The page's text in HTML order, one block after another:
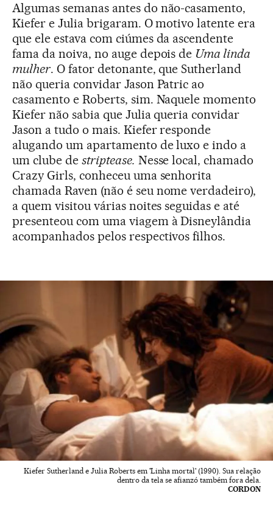
Algumas semanas antes do não-casamento,
Kiefer e Julia brigaram. O motivo latente era
que ele estava com ciúmes da ascendente
fama da noiva, no auge depois de Uma linda
mulher. O fator detonante, que Sutherland
não queria convidar Jason Patric ao
casamento e Roberts, sim. Naquele momento
Kiefer não sabia que Julia queria convidar
Jason a tudo o mais. Kiefer responde
alugando um apartamento de luxo e indo a
um clube de striptease. Nesse local, chamado
Crazy Girls, conheceu uma senhorita
chamada Raven (não é seu nome verdadeiro),
a quem visitou várias noites seguidas e até
presenteou com uma viagem à Disneylândia
acompanhados pelos respectivos filhos.
Kiefer Sutherland e Julia Roberts em 'Linha mortal' (1990). Sua relação
dentro da tela se afianzó também fora dela.
CORDON